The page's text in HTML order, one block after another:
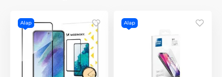
Alap Alap